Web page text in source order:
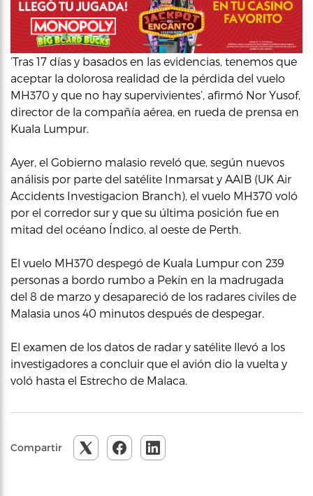
‘Tras 17 días y basados en las evidencias, tenemos que
aceptar la dolorosa realidad de la pérdida del vuelo
MH370 y que no hay supervivientes’, afirmó Nor Yusof,
director de la compañía aérea, en rueda de prensa en
Kuala Lumpur.
Ayer, el Gobierno malasio reveló que, según nuevos
análisis por parte del satélite Inmarsat y AAIB (UK Air
Accidents Investigacion Branch), el vuelo MH370 voló
por el corredor sur y que su última posición fue en
mitad del océano Índico, al oeste de Perth.
El vuelo MH370 despegó de Kuala Lumpur con 239
personas a bordo rumbo a Pekín en la madrugada
del 8 de marzo y desapareció de los radares civiles de
Malasia unos 40 minutos después de despegar.
El examen de los datos de radar y satélite llevó a los
investigadores a concluir que el avión dio la vuelta y
voló hasta el Estrecho de Malaca.
Compartir